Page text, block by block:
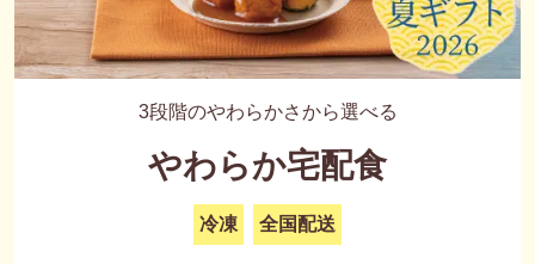
3段階のやわらかさから選べる
やわらか宅配食
冷凍 全国配送